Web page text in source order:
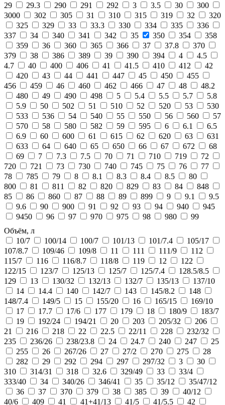
29
29.3 290 291 292 3 3.5 30
300
3000
302 305 31 310 315 319 32
320
325
329 33 33.3 330 334 335
336
337
34 340 341 342 35 350 354
358
359
36 360 365 366 37 37.8
370
379
38 386 389 39 390 394 4
4.5
4.7
40 400 406 41 41.5 410 412
42
420
43 44 441 447 45 450
455
456
459 46 460 462 466 47 48
48.2
480
49 490 498 5 5.4 5.5 5.7
5.8
5.9
50 502 51 510 52 520 53
530
533
536 54 540 55 550 56 560
57
570
58 580 582 59 595 6 6.1
6.5
6.9
60 600 61 615 62 620 63
631
633
64 640 65 650 66 67 672
68
69
7 7.3 7.5 70 71 710 719
72
720
721 73 730 740 745 75 76
77
78
785 79 8 8.1 8.3 8.4 8.5
80
800
81 811 82 820 829 83 84
848
85
86 860 87 88 89 899 9 9.1
9.5
9.6
90 900 91 92 93 94 940
945
9450
96 97 970 975 98 980
99
Объём, л
10/7
100/14 100/7 101/13 101/7.4
105/17
107/8.7
109/46 109/8 11 111 111/9
112
115/7
116 116/8.7 118/8 119 12
122
122/15
123/7 125/13 125/7 125/7.4
128.5/8.5
129
13 130/32 132/13 132/7 135/13
137/10
14
14.4 140 142/7 143 145/8.2
148
148/7.4
149/5 15 155/20 16 165/15
169/10
17
17.7 17/6 177 179 18 180/9
183/7
19
192/24 194/21 20 203 205/32
206
21
216 218 22 22.5 22/11 228
232/32
235
236/26 238/23.8 24 24.7 240 247
25
255
26 267/26 27 27/2 270 275
28
282
29 292 294 297 297/32 3
30
310
314/31 318 32.6 329/49 33
33/4
333/40
34 340/26 346/41 35 35/12
35/47/12
36
37 370 379 38 385 39
40/12
40/6
409 41 41+41/13 41/5 41/5.5
42